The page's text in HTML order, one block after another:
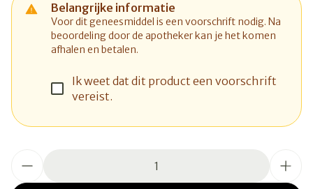
Belangrijke informatie
Voor dit geneesmiddel is een voorschrift nodig. Na
beoordeling door de apotheker kan je het komen
afhalen en betalen.
Ik weet dat dit product een voorschrift
vereist.